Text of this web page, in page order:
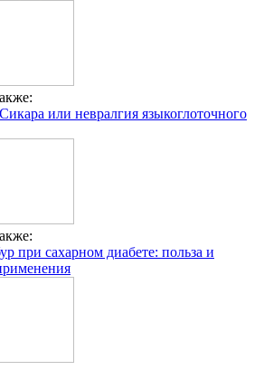
или невралгия языкоглоточного
при сахарном диабете: польза и